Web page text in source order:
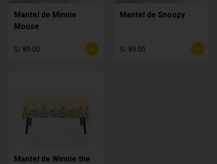
Mantel de Minnie
Mouse
S/ 89.00
Mantel de Snoopy
S/ 89.00
Mantel de Winnie the